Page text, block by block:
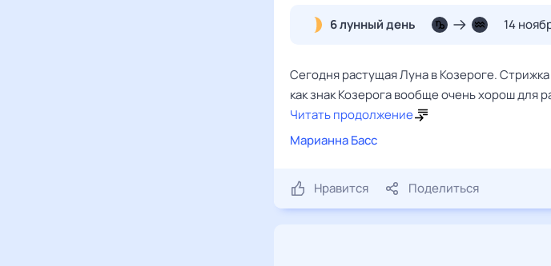
6 лунный день 14
Сегодня растущая Луна в Козероге.
как знак Козерога вообще очень хорош для
Читать продолжение
Марианна Басс
Нравится Поделиться